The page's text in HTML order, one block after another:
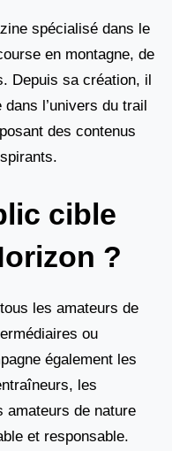
spécialisé dans le
en montagne, de
Depuis sa création, il
l’univers du trail
des contenus
cible
?
les amateurs de
ou
également les
les
amateurs de nature
et responsable.